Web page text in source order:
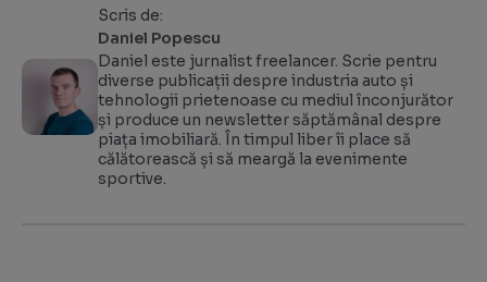
Scris de:
Daniel Popescu
Daniel este jurnalist freelancer. Scrie pentru
diverse publicații despre industria auto și
tehnologii prietenoase cu mediul înconjurător
și produce un newsletter săptămânal despre
piața imobiliară. În timpul liber îi place să
călătorească și să meargă la evenimente
sportive.